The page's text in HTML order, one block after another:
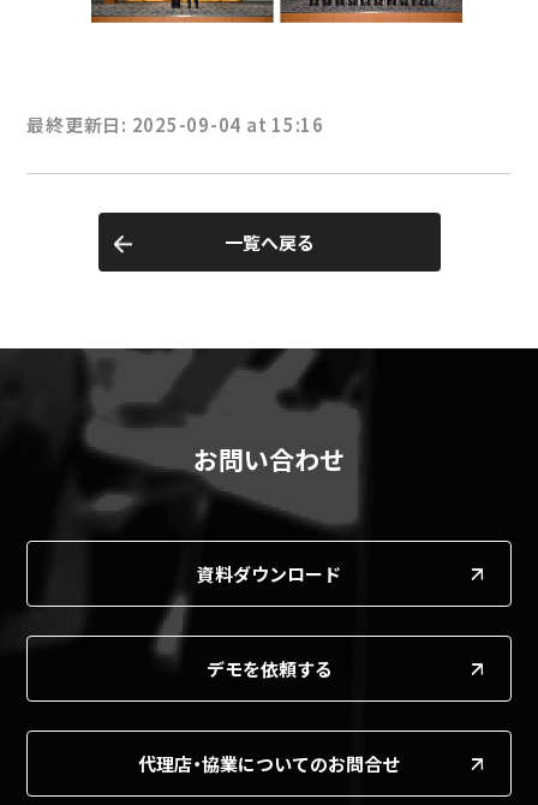
最終更新日: 2025-09-04 at 15:16
一覧へ戻る
お問い合わせ
資料ダウンロード
デモを依頼する
代理店・協業についてのお問合せ